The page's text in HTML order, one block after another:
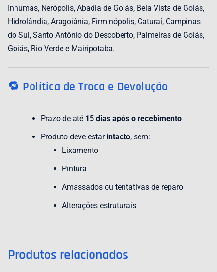
Inhumas, Nerópolis, Abadia de Goiás, Bela Vista de Goiás,
Hidrolândia, Aragoiânia, Firminópolis, Caturaí, Campinas
do Sul, Santo Antônio do Descoberto, Palmeiras de Goiás,
Goiás, Rio Verde e Mairipotaba.
🔁 Política de Troca e Devolução
Prazo de até 15 dias após o recebimento
Produto deve estar intacto, sem:
Lixamento
Pintura
Amassados ou tentativas de reparo
Alterações estruturais
Produtos relacionados